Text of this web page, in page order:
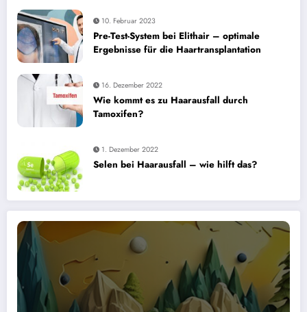
10. Februar 2023
Pre-Test-System bei Elithair – optimale
Ergebnisse für die Haartransplantation
16. Dezember 2022
Wie kommt es zu Haarausfall durch
Tamoxifen?
1. Dezember 2022
Selen bei Haarausfall – wie hilft das?